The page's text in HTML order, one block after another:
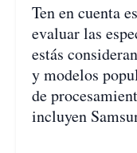
Ten en cuenta
evaluar las
estás
y modelos
de
incluyen